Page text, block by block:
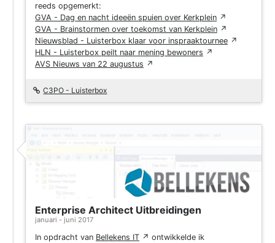
reeds opgemerkt:
GVA - Dag en nacht ideeën spuien over Kerkplein ↗
GVA - Brainstormen over toekomst van Kerkplein ↗
Nieuwsblad - Luisterbox klaar voor inspraaktournee ↗
HLN - Luisterbox peilt naar mening bewoners ↗
AVS Nieuws van 22 augustus ↗
C3PO - Luisterbox
Project
Enterprise Architect Uitbreidingen
januari - juni 2017
In opdracht van Bellekens IT ↗ ontwikkelde ik